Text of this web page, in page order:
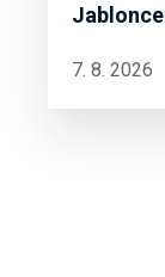
7. 8. 2026